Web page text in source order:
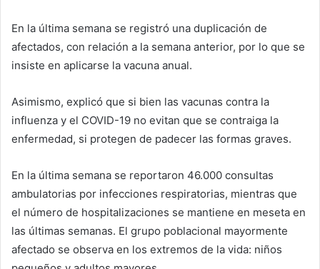
En la última semana se registró una duplicación de
afectados, con relación a la semana anterior, por lo que se
insiste en aplicarse la vacuna anual.
Asimismo, explicó que si bien las vacunas contra la
influenza y el COVID-19 no evitan que se contraiga la
enfermedad, si protegen de padecer las formas graves.
En la última semana se reportaron 46.000 consultas
ambulatorias por infecciones respiratorias, mientras que
el número de hospitalizaciones se mantiene en meseta en
las últimas semanas. El grupo poblacional mayormente
afectado se observa en los extremos de la vida: niños